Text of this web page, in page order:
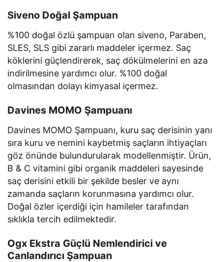
Siveno Doğal Şampuan
%100 doğal özlü şampuan olan siveno, Paraben,
SLES, SLS gibi zararlı maddeler içermez. Saç
köklerini güçlendirerek, saç dökülmelerini en aza
indirilmesine yardımcı olur. %100 doğal
olmasından dolayı kimyasal içermez.
Davines MOMO Şampuanı
Davines MOMO Şampuanı, kuru saç derisinin yanı
sıra kuru ve nemini kaybetmiş saçların ihtiyaçları
göz önünde bulundurularak modellenmiştir. Ürün,
B & C vitamini gibi organik maddeleri sayesinde
saç derisini etkili bir şekilde besler ve aynı
zamanda saçların korunmasına yardımcı olur.
Doğal özler içerdiği için hamileler tarafından
sıklıkla tercih edilmektedir.
Ogx Ekstra Güçlü Nemlendirici ve
Canlandırıcı Şampuan